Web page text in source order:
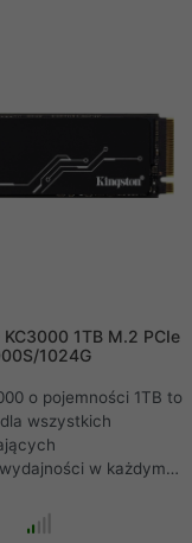
1TB M.2 PCIe
1024G
o pojemności 1TB to
wszystkich
w każdym
NVMe PCIe Gen4